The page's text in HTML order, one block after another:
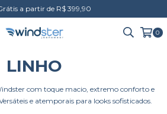
a partir de R$ 399,90
0
LINHO
com toque macio, extremo conforto e
e atemporais para looks sofisticados.